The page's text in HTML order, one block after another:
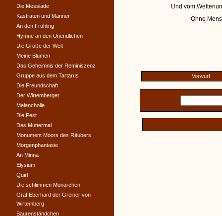
Und vom
Ohne
Vorwurf
Die Messiade
Kastraten und Männer
An den Frühling
Hymne an den Unendlichen
Die Größe der Welt
Meine Blumen
Das Geheimnis der Reminiszenz
Gruppe aus dem Tartarus
Die Freundschaft
Der Wirtemberger
Melancholie
Die Pest
Das Muttermal
Monument Moors des Räubers
Morgenphantasie
An Minna
Elysium
Quirl
Die schlimmen Monarchen
Graf Eberhard der Greiner von
Wirtemberg
Baurenständchen